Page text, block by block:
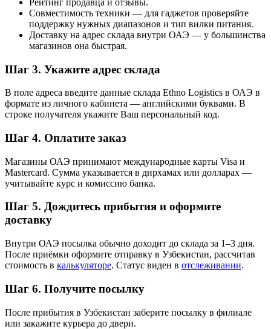
Совместимость техники — для гаджетов проверяйте
поддержку нужных диапазонов и тип вилки питания.
Доставку на адрес склада внутри ОАЭ — у большинства
магазинов она быстрая.
Шаг 3. Укажите адрес склада
В поле адреса введите данные склада Ethno Logistics в ОАЭ в
формате из личного кабинета — английскими буквами. В
строке получателя укажите Ваш персональный код.
Шаг 4. Оплатите заказ
Магазины ОАЭ принимают международные карты Visa и
Mastercard. Сумма указывается в дирхамах или долларах —
учитывайте курс и комиссию банка.
Шаг 5. Дождитесь прибытия и оформите
доставку
Внутри ОАЭ посылка обычно доходит до склада за 1–3 дня.
После приёмки оформите отправку в Узбекистан, рассчитав
стоимость в калькуляторе. Статус виден в отслеживании.
Шаг 6. Получите посылку
После прибытия в Узбекистан заберите посылку в филиале
или закажите курьера до двери.